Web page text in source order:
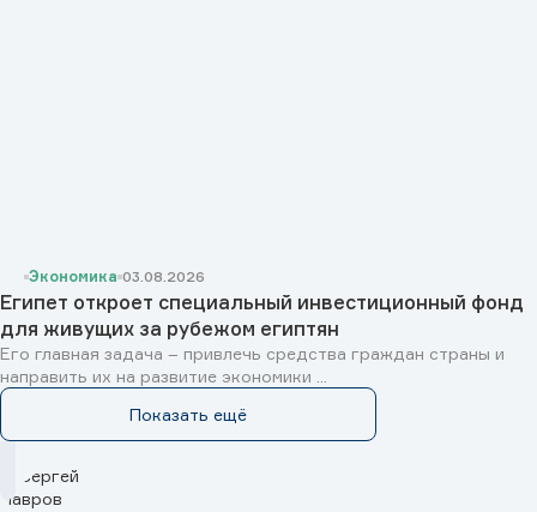
Экономика 03.08.2026
Египет откроет специальный инвестиционный фонд
для живущих за рубежом египтян
Его главная задача – привлечь средства граждан страны и
направить их на развитие экономики ...
Показать ещё